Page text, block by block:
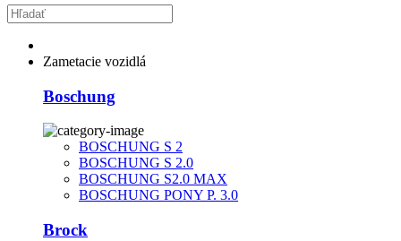
Zametacie vozidlá
Boschung
BOSCHUNG S 2
BOSCHUNG S 2.0
BOSCHUNG S2.0 MAX
BOSCHUNG PONY P. 3.0
Brock